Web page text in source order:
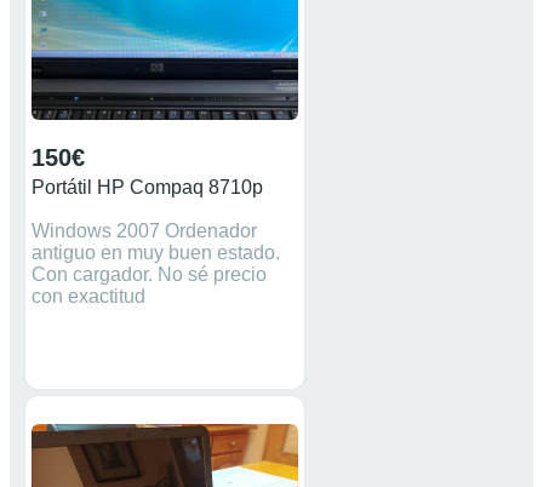
150€
Portátil HP Compaq 8710p
Windows 2007 Ordenador
antiguo en muy buen estado.
Con cargador. No sé precio
con exactitud